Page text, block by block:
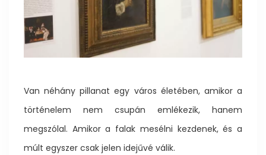
Van néhány pillanat egy város életében, amikor a
történelem nem csupán emlékezik, hanem
megszólal. Amikor a falak mesélni kezdenek, és a
múlt egyszer csak jelen idejűvé válik.